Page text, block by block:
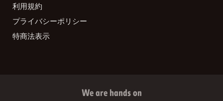
利用規約
プライバシーポリシー
特商法表示
We are hands on